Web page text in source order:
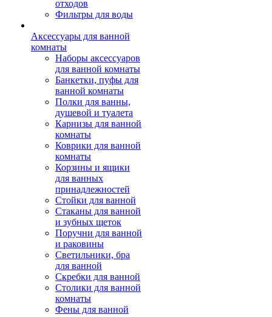
отходов
Фильтры для воды
Аксессуары для ванной
комнаты
Наборы аксессуаров
для ванной комнаты
Банкетки, пуфы для
ванной комнаты
Полки для ванны,
душевой и туалета
Карнизы для ванной
комнаты
Коврики для ванной
комнаты
Корзины и ящики
для ванных
принадлежностей
Стойки для ванной
Стаканы для ванной
и зубных щеток
Поручни для ванной
и раковины
Светильники, бра
для ванной
Скребки для ванной
Столики для ванной
комнаты
Фены для ванной